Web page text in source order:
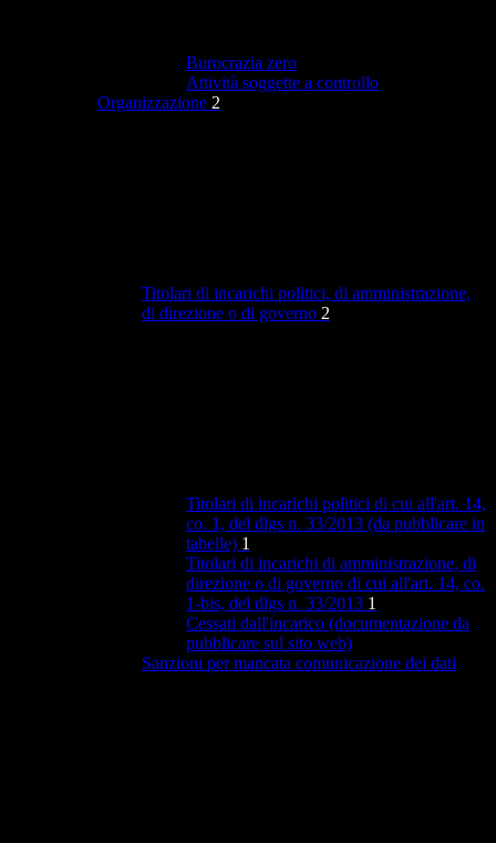
Burocrazia zero
Attività soggette a controllo
Organizzazione 2
Titolari di incarichi politici, di amministrazione,
di direzione o di governo 2
Titolari di incarichi politici di cui all'art. 14,
co. 1, del dlgs n. 33/2013 (da pubblicare in
tabelle) 1
Titolari di incarichi di amministrazione, di
direzione o di governo di cui all'art. 14, co.
1-bis, del dlgs n. 33/2013 1
Cessati dall'incarico (documentazione da
pubblicare sul sito web)
Sanzioni per mancata comunicazione dei dati